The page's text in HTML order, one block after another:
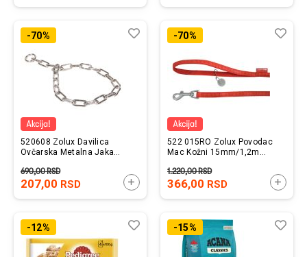
-70%
520608 Zolux Davilica
Ovčarska Metalna Jaka
207,00 RSD
690,00RSD
DODAJTE U KORPU
Lista
Uporedi-70%
522 015RO Zolux Povodac
Mac Kožni 15mm/1,2m
366,00 RSD
1.220,00RSD
-12%
Lista
Uporedi-15%